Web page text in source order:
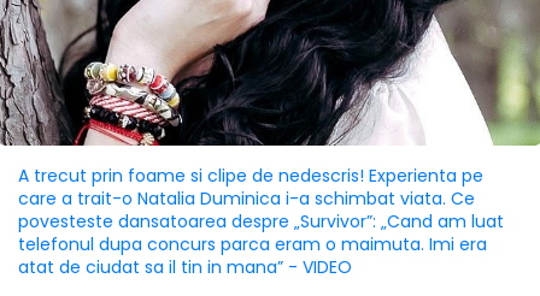
A trecut prin foame si clipe de nedescris! Experienta pe
care a trait-o Natalia Duminica i-a schimbat viata. Ce
povesteste dansatoarea despre „Survivor”: „Cand am luat
telefonul dupa concurs parca eram o maimuta. Imi era
atat de ciudat sa il tin in mana” - VIDEO